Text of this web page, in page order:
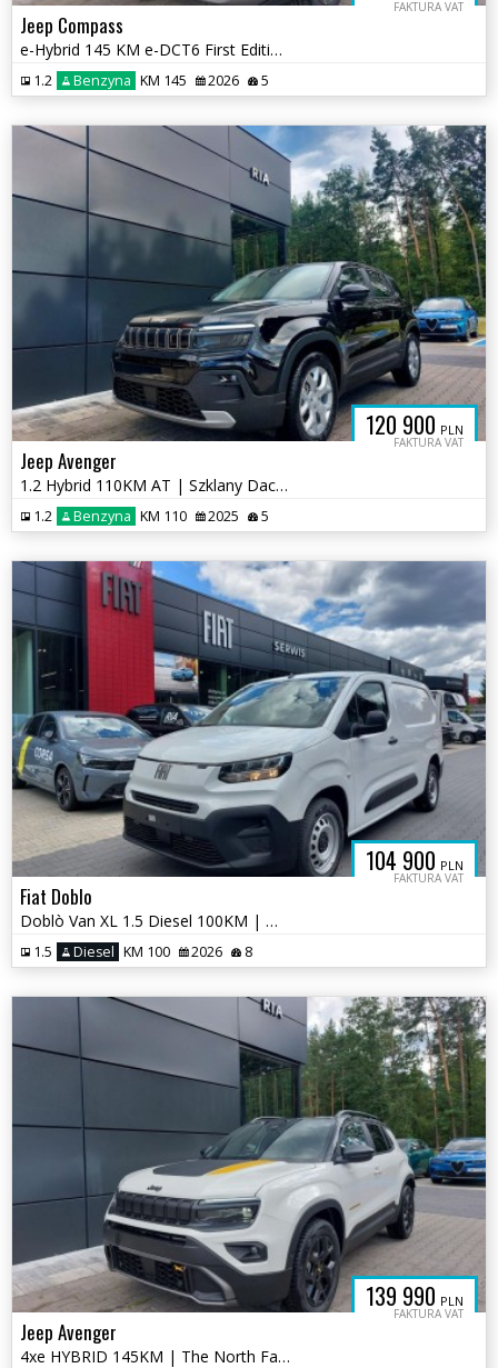
FAKTURA VAT
Jeep Compass
e-Hybrid 145 KM e-DCT6 First Edition / LED Matryce / Dach Panor.
1.2 Benzyna KM 145 2026 5
120 900 PLN
FAKTURA VAT
Jeep Avenger
1.2 Hybrid 110KM AT | Szklany Dach | Pakiet Zimowy + Skóra
1.2 Benzyna KM 110 2025 5
104 900 PLN
FAKTURA VAT
Fiat Doblo
Doblò Van XL 1.5 Diesel 100KM | Magic Cargo | Kamera | Salon P.
1.5 Diesel KM 100 2026 8
139 990 PLN
FAKTURA VAT
Jeep Avenger
4xe HYBRID 145KM | The North Face | 4x4 | Automat | Bogate Wyposażenie